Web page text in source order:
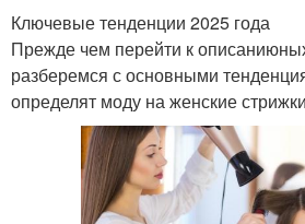
Ключевые тенденции 2025 года
Прежде чем перейти к
разберемся с основными
определят моду на женские